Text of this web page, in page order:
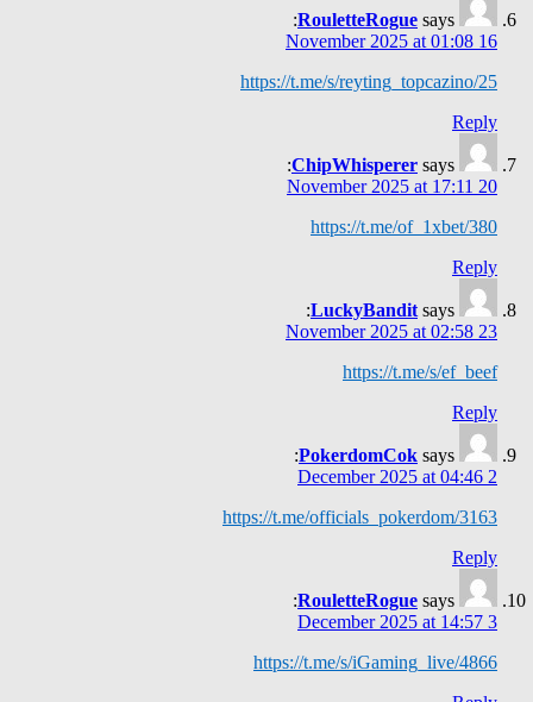
RouletteRogue says:
16 November 2025 at 01:08
https://t.me/s/reyting_topcazino/25
Reply
ChipWhisperer says:
20 November 2025 at 17:11
https://t.me/of_1xbet/380
Reply
LuckyBandit says:
23 November 2025 at 02:58
https://t.me/s/ef_beef
Reply
PokerdomCok says:
2 December 2025 at 04:46
https://t.me/officials_pokerdom/3163
Reply
RouletteRogue says:
3 December 2025 at 14:57
https://t.me/s/iGaming_live/4866